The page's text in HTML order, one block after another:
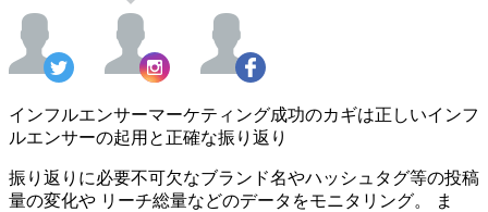
インフルエンサーマーケティング成功のカギは正しいインフ
ルエンサーの起用と正確な振り返り
振り返りに必要不可欠なブランド名やハッシュタグ等の投稿
量の変化や リーチ総量などのデータをモニタリング。 ま